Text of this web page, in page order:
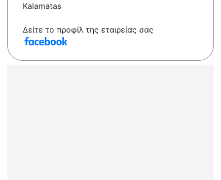
Kalamatas
Δείτε το προφίλ της εταιρείας σας